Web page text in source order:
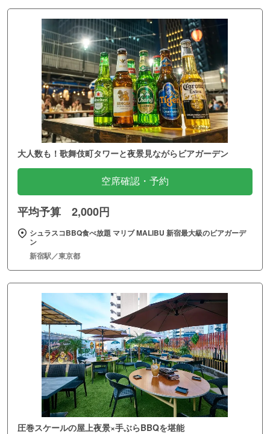
大人数も！歌舞伎町タワーと夜景見ながらビアガーデン
空席確認・予約
平均予算 2,000円
シュラスコBBQ食べ放題 マリブ MALIBU 新宿最大級のビアガーデ
ン
新宿駅／東京都
圧巻スケールの屋上夜景×手ぶらBBQを堪能